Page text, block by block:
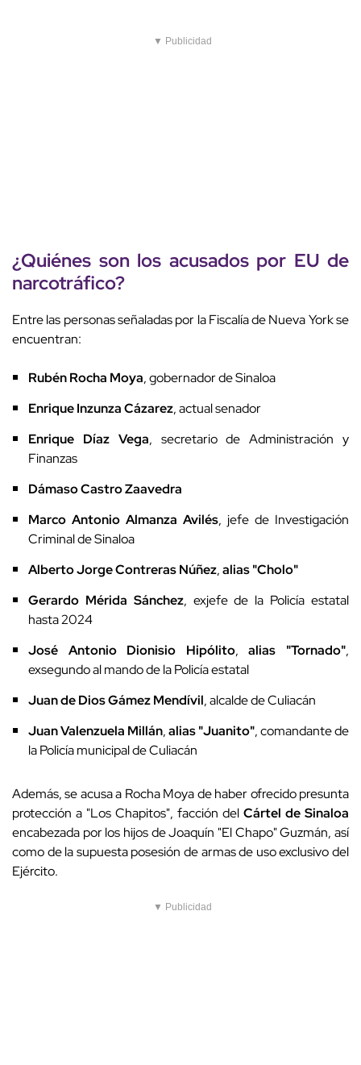
▼ Publicidad
¿Quiénes son los acusados por EU de
narcotráfico?
Entre las personas señaladas por la Fiscalía de Nueva York se
encuentran:
Rubén Rocha Moya, gobernador de Sinaloa
Enrique Inzunza Cázarez, actual senador
Enrique Díaz Vega, secretario de Administración y
Finanzas
Dámaso Castro Zaavedra
Marco Antonio Almanza Avilés, jefe de Investigación
Criminal de Sinaloa
Alberto Jorge Contreras Núñez,alias "Cholo"
Gerardo Mérida Sánchez, exjefe de la Policía estatal
hasta 2024
José Antonio Dionisio Hipólito,alias "Tornado",
exsegundo al mando de la Policía estatal
Juan de Dios Gámez Mendívil, alcalde de Culiacán
Juan Valenzuela Millán,alias "Juanito", comandante de
la Policía municipal de Culiacán
Además, se acusa a Rocha Moya de haber ofrecido presunta
protección a "Los Chapitos", facción del Cártel de Sinaloa
encabezada por los hijos de Joaquín "El Chapo" Guzmán, así
como de la supuesta posesión de armas de uso exclusivo del
Ejército.
▼ Publicidad